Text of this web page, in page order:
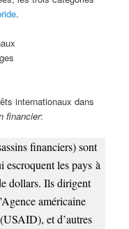
.
internationaux dans
financier:
financiers) sont
escroquent les pays à
dollars. Ils dirigent
américaine
et d’autres